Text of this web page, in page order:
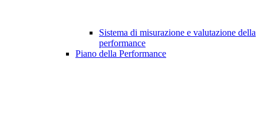
Sistema di misurazione e valutazione della
performance
Piano della Performance